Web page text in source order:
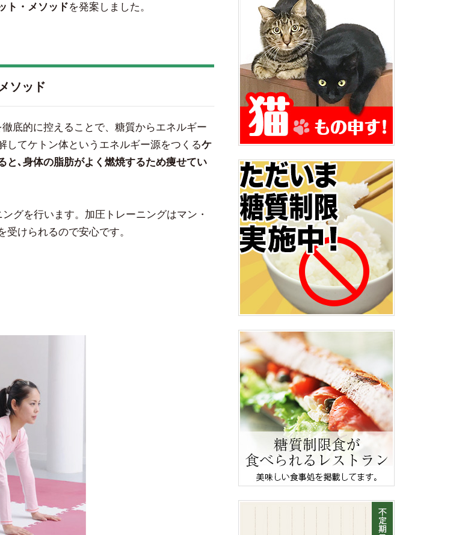
ト・メソッドを発案しました。
ソッド
底的に控えることで、糖質からエネルギー
してケトン体というエネルギー源をつくるケ
と､身体の脂肪がよく燃焼するため痩せてい
グを行います。加圧トレーニングはマン・
けられるので安心です。